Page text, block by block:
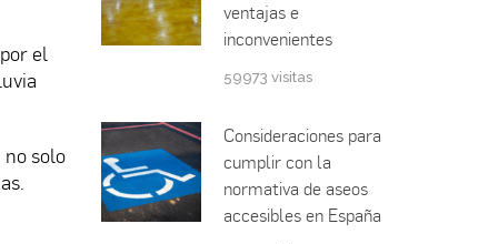
el
solo
ventajas e
inconvenientes
59973 visitas
Consideraciones para
cumplir con la
normativa de aseos
accesibles en España